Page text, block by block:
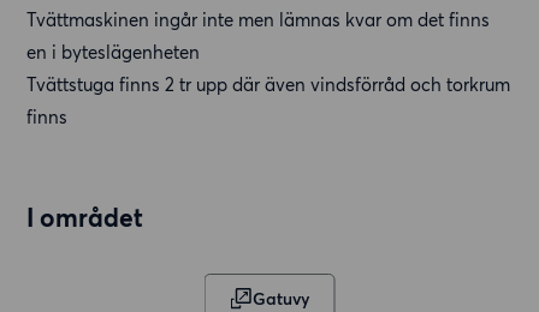
Tvättmaskinen ingår inte men lämnas kvar om det finns
en i byteslägenheten
Tvättstuga finns 2 tr upp där även vindsförråd och torkrum
finns
I området
Gatuvy